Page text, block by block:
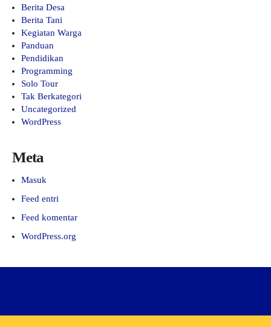
Berita Desa
Berita Tani
Kegiatan Warga
Panduan
Pendidikan
Programming
Solo Tour
Tak Berkategori
Uncategorized
WordPress
Meta
Masuk
Feed entri
Feed komentar
WordPress.org